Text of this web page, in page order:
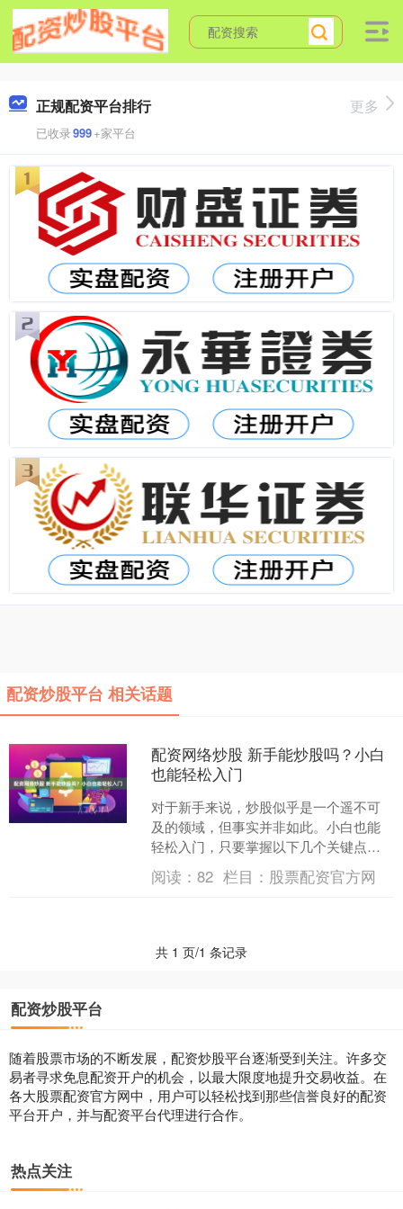
正规配资平台排行
已收录999+家平台
更多
配资炒股平台 相关话题
配资网络炒股 新手能炒股吗？小白
也能轻松入门
对于新手来说，炒股似乎是一个遥不可
及的领域，但事实并非如此。小白也能
轻松入门，只要掌握以下几个关键点： *
**放大投资收益：**杠杆作用可以放大投
资收益，让投....
阅读：82 栏目： 股票配资官方网
共 1 页/1 条记录
配资炒股平台
随着股票市场的不断发展，配资炒股平台逐渐受到关注。许多交
易者寻求免息配资开户的机会，以最大限度地提升交易收益。在
各大股票配资官方网中，用户可以轻松找到那些信誉良好的配资
平台开户，并与配资平台代理进行合作。
热点关注